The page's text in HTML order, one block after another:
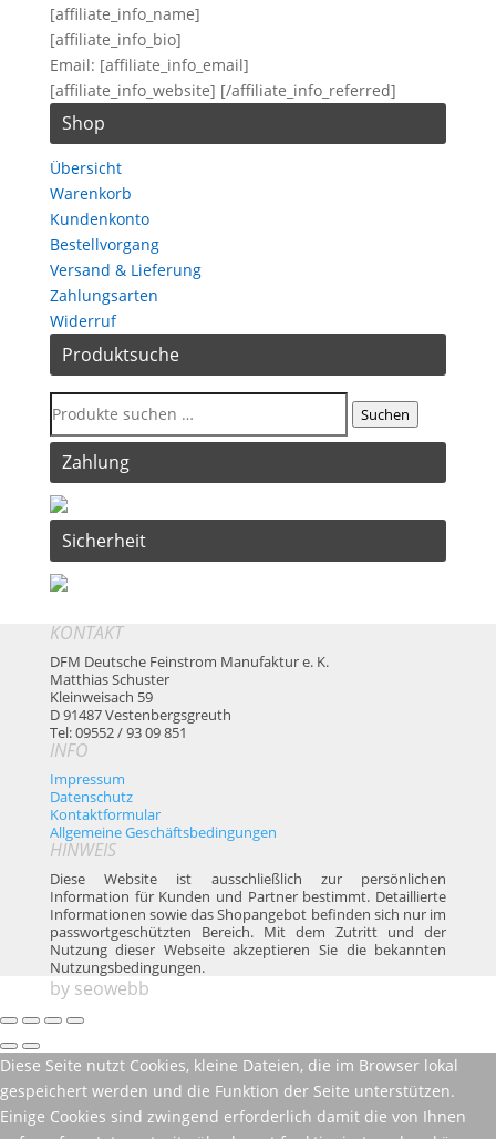
[affiliate_info_name]
[affiliate_info_bio]
Email: [affiliate_info_email]
[affiliate_info_website] [/affiliate_info_referred]
Shop
Übersicht
Warenkorb
Kundenkonto
Bestellvorgang
Versand & Lieferung
Zahlungsarten
Widerruf
Produktsuche
Suchen
Zahlung
Sicherheit
KONTAKT
DFM Deutsche Feinstrom Manufaktur e. K.
Matthias Schuster
Kleinweisach 59
D 91487 Vestenbergsgreuth
Tel: 09552 / 93 09 851
INFO
Impressum
Datenschutz
Kontaktformular
Allgemeine Geschäftsbedingungen
HINWEIS
Diese Website ist ausschließlich zur persönlichen
Information für Kunden und Partner bestimmt. Detaillierte
Informationen sowie das Shopangebot befinden sich nur im
passwortgeschützten Bereich. Mit dem Zutritt und der
Nutzung dieser Webseite akzeptieren Sie die bekannten
Nutzungsbedingungen.
by seowebb
Diese Seite nutzt Cookies, kleine Dateien, die im Browser lokal
gespeichert werden und die Funktion der Seite unterstützen.
Einige Cookies sind zwingend erforderlich damit die von Ihnen